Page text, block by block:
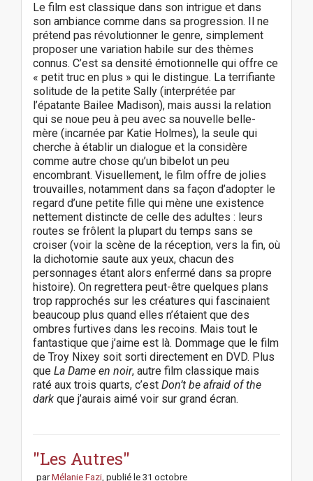
Le film est classique dans son intrigue et dans
son ambiance comme dans sa progression. Il ne
prétend pas révolutionner le genre, simplement
proposer une variation habile sur des thèmes
connus. C’est sa densité émotionnelle qui offre ce
« petit truc en plus » qui le distingue. La terrifiante
solitude de la petite Sally (interprétée par
l’épatante Bailee Madison), mais aussi la relation
qui se noue peu à peu avec sa nouvelle belle-
mère (incarnée par Katie Holmes), la seule qui
cherche à établir un dialogue et la considère
comme autre chose qu’un bibelot un peu
encombrant. Visuellement, le film offre de jolies
trouvailles, notamment dans sa façon d’adopter le
regard d’une petite fille qui mène une existence
nettement distincte de celle des adultes : leurs
routes se frôlent la plupart du temps sans se
croiser (voir la scène de la réception, vers la fin, où
la dichotomie saute aux yeux, chacun des
personnages étant alors enfermé dans sa propre
histoire). On regrettera peut-être quelques plans
trop rapprochés sur les créatures qui fascinaient
beaucoup plus quand elles n’étaient que des
ombres furtives dans les recoins. Mais tout le
fantastique que j’aime est là. Dommage que le film
de Troy Nixey soit sorti directement en DVD. Plus
que La Dame en noir, autre film classique mais
raté aux trois quarts, c’est Don’t be afraid of the
dark que j’aurais aimé voir sur grand écran.
s
t
"Les Autres"
parMélanie Fazi, publié le 31 octobre